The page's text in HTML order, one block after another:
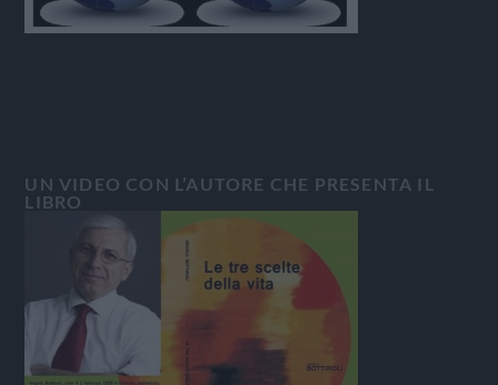
UN VIDEO CON L’AUTORE CHE PRESENTA IL
LIBRO